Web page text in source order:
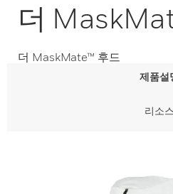
더
더 MaskMate™ 후드
제품설
리소스